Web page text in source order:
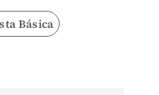
Básica